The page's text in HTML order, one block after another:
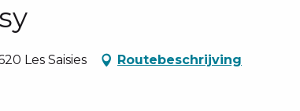
Les Saisies Routebeschrijving